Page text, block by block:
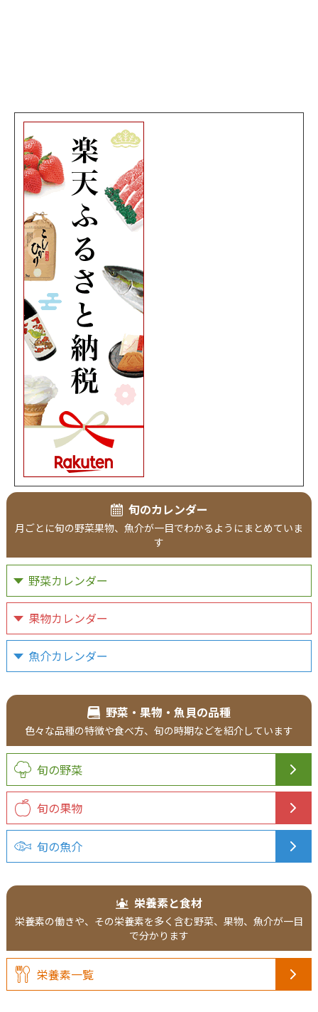
旬のカレンダー
月ごとに旬の野菜果物、魚介が一目でわかるようにまとめていま
す
野菜カレンダー
果物カレンダー
魚介カレンダー
野菜・果物・魚貝の品種
色々な品種の特徴や食べ方、旬の時期などを紹介しています
旬の野菜
旬の果物
旬の魚介
栄養素と食材
栄養素の働きや、その栄養素を多く含む野菜、果物、魚介が一目
で分かります
栄養素一覧